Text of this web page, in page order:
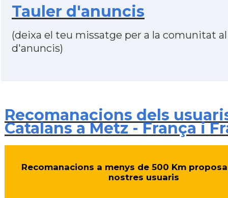
Tauler d'anuncis
(deixa el teu missatge per a la comunitat
d'anuncis)
Recomanacions dels
Catalans a Metz - França i
Recomanacions a menys de 500 Km
nostres usuaris